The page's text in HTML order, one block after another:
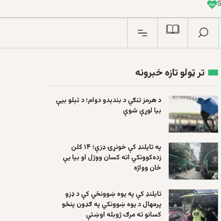
n
I
تر ټولو تازه خبرونه
د هرمز تنګي د بندېدو دوام؛ د تېلو بیې
بیا لوړې شوې
په تایلنډ کې خونړۍ ډزې؛ ۱۴ کلن
زده‌کوونکي اته کسان ووژل او بیا یې
ځان وواژه
تایلنډ کې په یوه ښوونځي کې د ډزو
پرمهال د یوه ښوونکي په ګډون پنځو
کسانو ته مرګ ژوبله اوښتې